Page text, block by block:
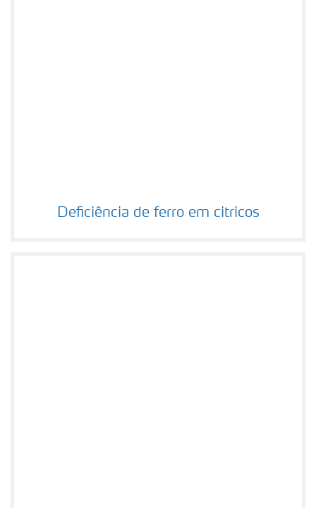
Deficiência de ferro em citricos
Deficiência de ferro em citricos